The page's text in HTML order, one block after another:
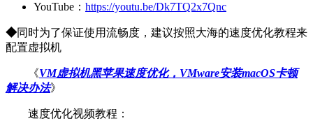
YouTube： https://youtu.be/Dk7TQ2x7Qnc
◆同时为了保证使用流畅度，建议按照大海的速度优化教程来
配置虚拟机
《VM虚拟机黑苹果速度优化，VMware安装macOS卡顿
解决办法》
速度优化视频教程：